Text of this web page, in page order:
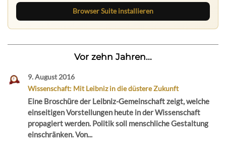
Browser Suite installieren
Vor zehn Jahren...
9. August 2016
Wissenschaft: Mit Leibniz in die düstere Zukunft
Eine Broschüre der Leibniz-Gemeinschaft zeigt, welche
einseitigen Vorstellungen heute in der Wissenschaft
propagiert werden. Politik soll menschliche Gestaltung
einschränken. Von...